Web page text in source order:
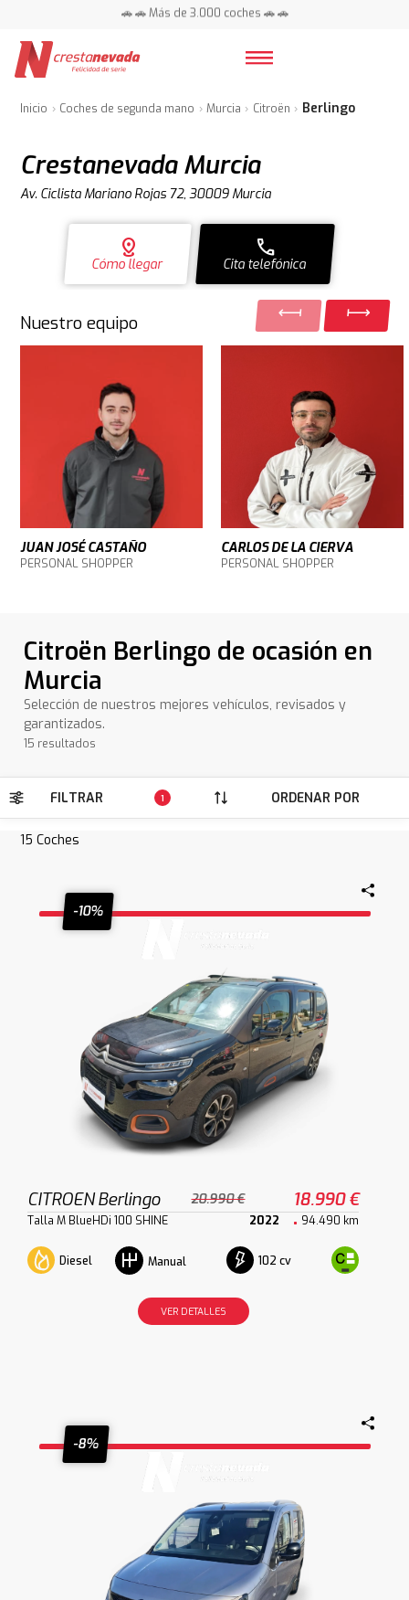
📍 Centros en toda España ⭐
Inicio Coches de segunda mano Murcia Citroën Berlingo
Crestanevada Murcia
Av. Ciclista Mariano Rojas 72, 30009 Murcia
distance
Cómo llegar
call
Cita telefónica
Nuestro equipo
JUAN JOSÉ CASTAÑO
PERSONAL SHOPPER
CARLOS DE LA CIERVA
PERSONAL SHOPPER
Citroën Berlingo de ocasión en
Murcia
Selección de nuestros mejores vehículos, revisados y
garantizados.
15 resultados
FILTRAR 1 ORDENAR POR
15 Coches
-10%
CITROEN Berlingo 20.990 € 18.990 €
Talla M BlueHDi 100 SHINE 2022 94.490 km
Diesel Manual 102 cv
VER DETALLES
-8%